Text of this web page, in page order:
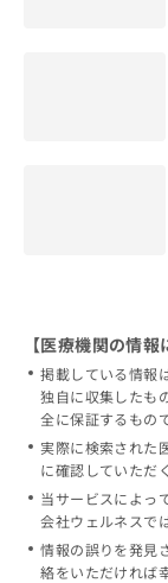
【医療機関の情報
掲載している情報
独自に収集したも
全に保証するもの
実際に検索された
に確認していただ
当サービスによっ
会社ウェルネスで
情報の誤りを発見
絡をいただければ